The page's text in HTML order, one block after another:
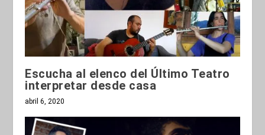
Escucha al elenco del Último Teatro
interpretar desde casa
abril 6, 2020